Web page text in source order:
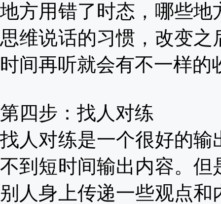
地方用错了时态，哪些
思维说话的习惯，改变
时间再听就会有不一样的
第四步：找人对练
找人对练是一个很好的
不到短时间输出内容。
别人身上传递一些观点